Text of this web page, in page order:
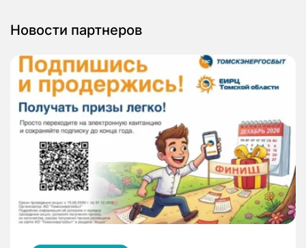
Новости партнеров